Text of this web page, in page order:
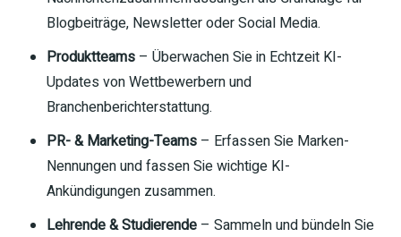
Blogbeiträge, Newsletter oder Social Media.
Produktteams – Überwachen Sie in Echtzeit KI-
Updates von Wettbewerbern und
Branchenberichterstattung.
PR- & Marketing-Teams – Erfassen Sie Marken-
Nennungen und fassen Sie wichtige KI-
Ankündigungen zusammen.
Lehrende & Studierende – Sammeln und bündeln Sie